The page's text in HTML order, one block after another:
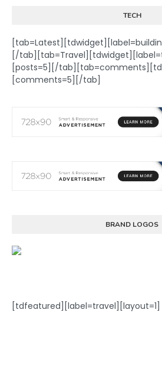
TECH
[/
[posts=5][/
[comments=5][/tab]
BRAND LOGOS
[tdfeatured][label=travel][layout=1]